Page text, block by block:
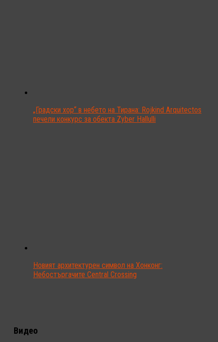
„Градски хор“ в небето на Тирана: Rojkind Arquitectos
печели конкурс за обекта Zyber Hallulli
Новият архитектурен символ на Хонконг:
Небостъргачите Central Crossing
Видео